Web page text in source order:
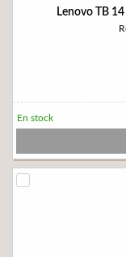
Lenovo TB
En stock